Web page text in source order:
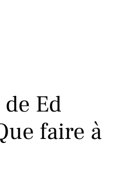
Ed
faire à